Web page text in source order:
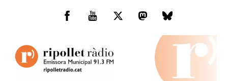
Facebook
You
TwitterMastodonBluesky